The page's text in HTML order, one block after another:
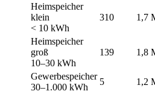
Heimspeicher
klein
< 10 kWh
310 1,7
Heimspeicher
groß
10–30 kWh
139 1,8
Gewerbespeicher
30–1.000 kWh
5 1,2